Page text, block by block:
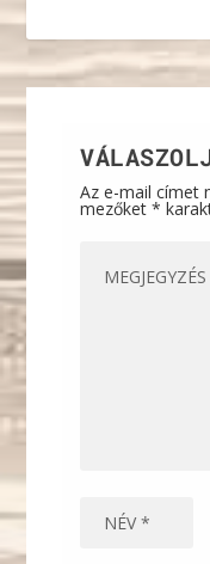
Az e-mail címet
mezőket*